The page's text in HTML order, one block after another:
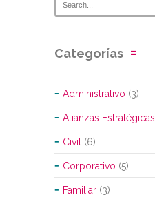
Categorías
Administrativo (3)
Alianzas Estratégicas
Civil (6)
Corporativo (5)
Familiar (3)